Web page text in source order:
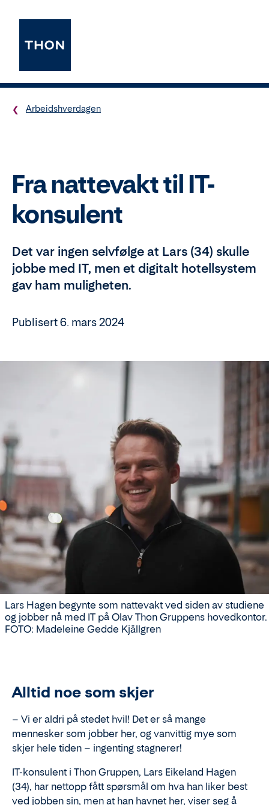
Arbeidshverdagen
Fra nattevakt til IT-
konsulent
Det var ingen selvfølge at Lars (34) skulle
jobbe med IT, men et digitalt hotellsystem
gav ham muligheten.
Publisert 6. mars 2024
Lars Hagen begynte som nattevakt ved siden av studiene
og jobber nå med IT på Olav Thon Gruppens hovedkontor.
FOTO: Madeleine Gedde Kjällgren
Alltid noe som skjer
– Vi er aldri på stedet hvil! Det er så mange
mennesker som jobber her, og vanvittig mye som
skjer hele tiden – ingenting stagnerer!
IT-konsulent i Thon Gruppen, Lars Eikeland Hagen
(34), har nettopp fått spørsmål om hva han liker best
ved jobben sin, men at han havnet her, viser seg å